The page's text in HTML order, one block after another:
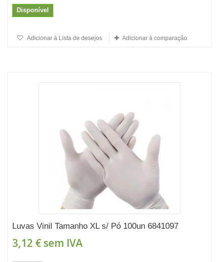
Disponível
Adicionar à Lista de desejos Adicionar à comparação
Luvas Vinil Tamanho XL s/ Pó 100un 6841097
3,12 € sem IVA